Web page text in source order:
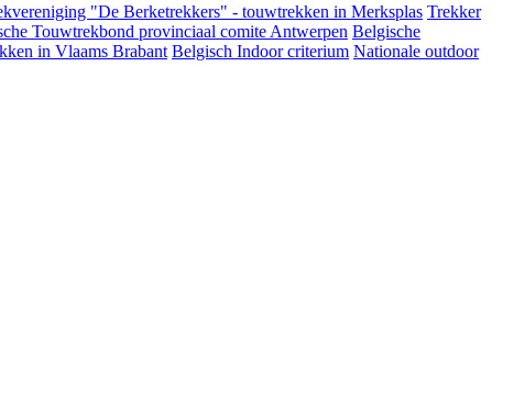
"De Berketrekkers" - touwtrekken in Merksplas Trekker
Touwtrekbond provinciaal comite Antwerpen Belgische
in Vlaams Brabant Belgisch Indoor criterium Nationale outdoor